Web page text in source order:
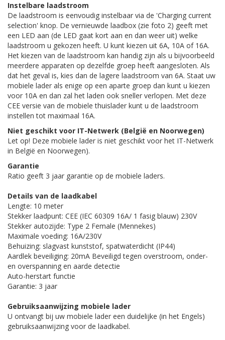
Instelbare laadstroom
De laadstroom is eenvoudig instelbaar via de 'Charging current
selection' knop. De vernieuwde laadbox (zie foto 2) geeft met
een LED aan (de LED gaat kort aan en dan weer uit) welke
laadstroom u gekozen heeft. U kunt kiezen uit 6A, 10A of 16A.
Het kiezen van de laadstroom kan handig zijn als u bijvoorbeeld
meerdere apparaten op dezelfde groep heeft aangesloten. Als
dat het geval is, kies dan de lagere laadstroom van 6A. Staat uw
mobiele lader als enige op een aparte groep dan kunt u kiezen
voor 10A en dan zal het laden ook sneller verlopen. Met deze
CEE versie van de mobiele thuislader kunt u de laadstroom
instellen tot maximaal 16A.
Niet geschikt voor IT-Netwerk (België en Noorwegen)
Let op! Deze mobiele lader is niet geschikt voor het IT-Netwerk
in België en Noorwegen).
Garantie
Ratio geeft 3 jaar garantie op de mobiele laders.
Details van de laadkabel
Lengte: 10 meter
Stekker laadpunt: CEE (IEC 60309 16A/ 1 fasig blauw) 230V
Stekker autozijde: Type 2 Female (Mennekes)
Maximale voeding: 16A/230V
Behuizing: slagvast kunststof, spatwaterdicht (IP44)
Aardlek beveiliging: 20mA Beveiligd tegen overstroom, onder-
en overspanning en aarde detectie
Auto-herstart functie
Garantie: 3 jaar
Gebruiksaanwijzing mobiele lader
U ontvangt bij uw mobiele lader een duidelijke (in het Engels)
gebruiksaanwijzing voor de laadkabel.